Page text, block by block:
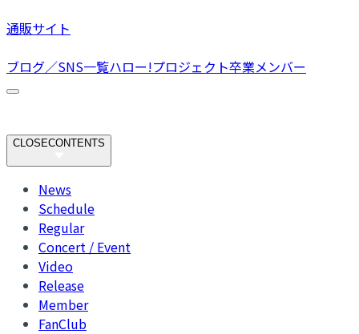
通販サイト
ブログ／SNS一覧ハロー!プロジェクト卒業メンバー
CLOSECONTENTS
News
Schedule
Regular
Concert / Event
Video
Release
Member
FanClub